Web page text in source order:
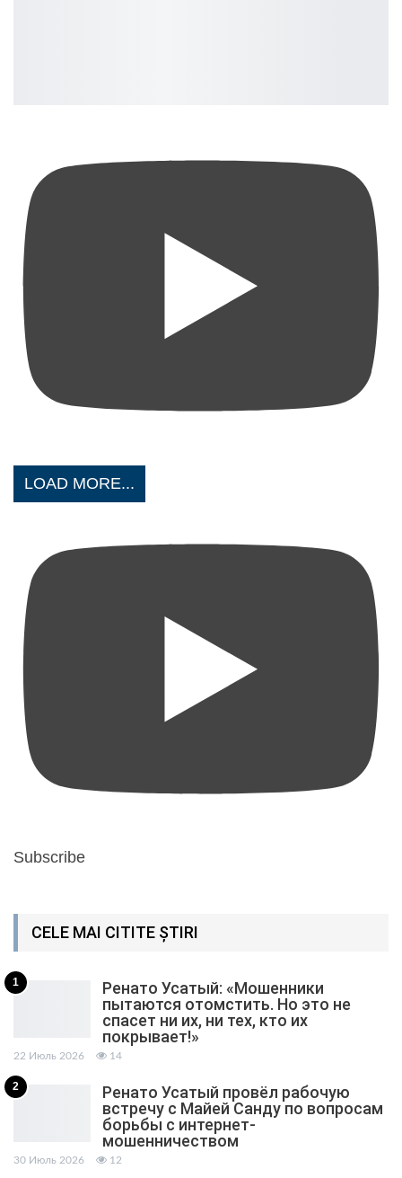
LOAD MORE...
Subscribe
CELE MAI CITITE ȘTIRI
1
Ренато Усатый: «Мошенники
пытаются отомстить. Но это не
спасет ни их, ни тех, кто их
покрывает!»
22 Июль 2026 14
2
Ренато Усатый провёл рабочую
встречу с Майей Санду по вопросам
борьбы с интернет-
мошенничеством
30 Июль 2026 12